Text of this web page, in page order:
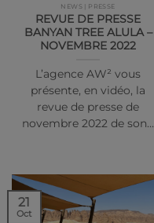
NEWS | PRESSE
REVUE DE PRESSE
BANYAN TREE ALULA –
NOVEMBRE 2022
L’agence AW² vous
présente, en vidéo, la
revue de presse de
novembre 2022 de son…
21
Oct